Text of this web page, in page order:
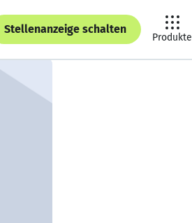
Stellenanzeige schalten
Produkte